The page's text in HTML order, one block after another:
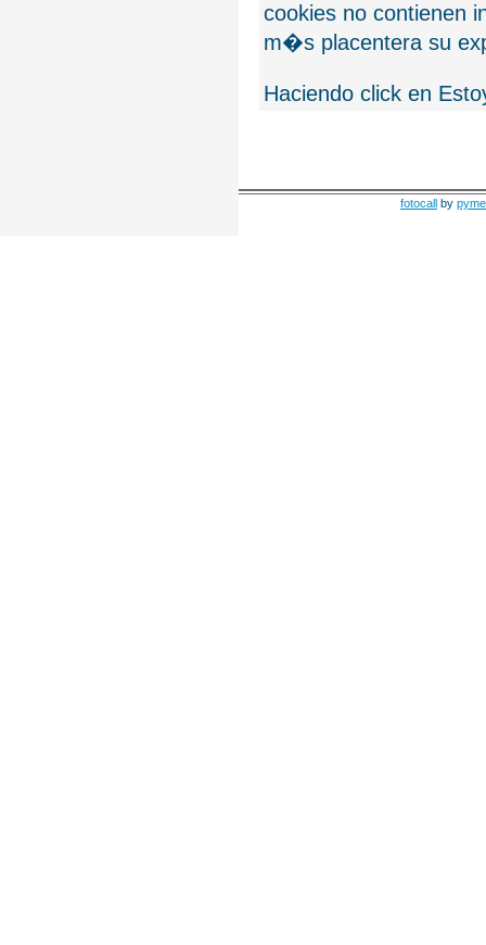
cookies no contienen
m�s placentera su
Haciendo click en
fotocall by